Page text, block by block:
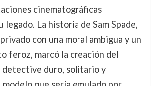
cinematográficas
legado. La historia de Sam Spade,
con una moral ambigua y un
feroz, marcó la creación del
duro, solitario y